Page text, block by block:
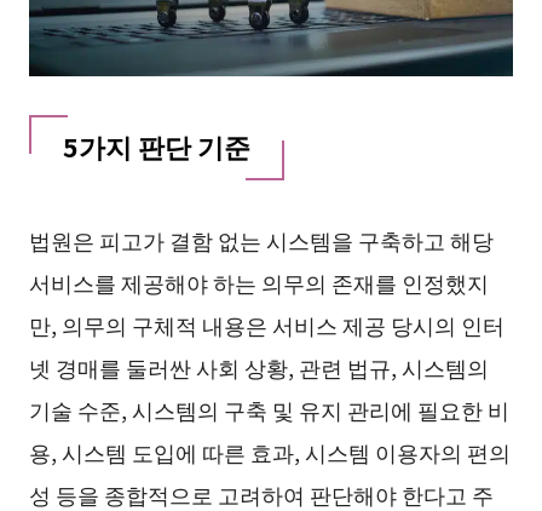
5가지 판단 기준
법원은 피고가 결함 없는 시스템을 구축하고 해당
서비스를 제공해야 하는 의무의 존재를 인정했지
만, 의무의 구체적 내용은 서비스 제공 당시의 인터
넷 경매를 둘러싼 사회 상황, 관련 법규, 시스템의
기술 수준, 시스템의 구축 및 유지 관리에 필요한 비
용, 시스템 도입에 따른 효과, 시스템 이용자의 편의
성 등을 종합적으로 고려하여 판단해야 한다고 주